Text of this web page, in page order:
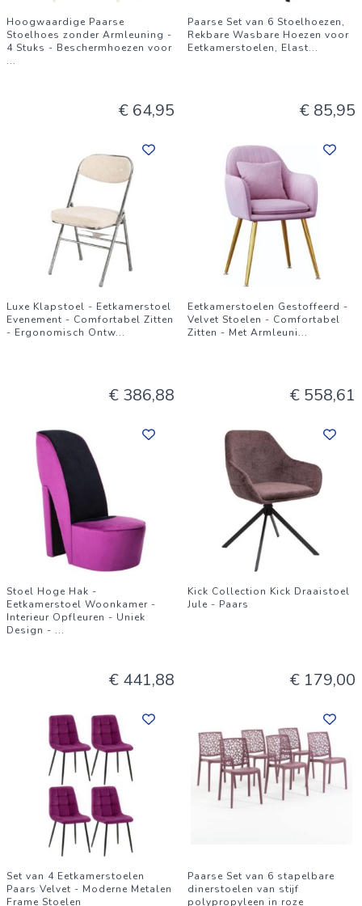
Hoogwaardige Paarse
Stoelhoes zonder Armleuning -
4 Stuks - Beschermhoezen voor
...
€ 64,95
Paarse Set van 6 Stoelhoezen,
Rekbare Wasbare Hoezen voor
Eetkamerstoelen, Elast...
€ 85,95
Luxe Klapstoel - Eetkamerstoel
Evenement - Comfortabel Zitten
- Ergonomisch Ontw...
€ 386,88
Eetkamerstoelen Gestoffeerd -
Velvet Stoelen - Comfortabel
Zitten - Met Armleuni...
€ 558,61
Stoel Hoge Hak -
Eetkamerstoel Woonkamer -
Interieur Opfleuren - Uniek
Design - ...
€ 441,88
Kick Collection Kick Draaistoel
Jule - Paars
€ 179,00
Set van 4 Eetkamerstoelen
Paars Velvet - Moderne Metalen
Frame Stoelen
Paarse Set van 6 stapelbare
dinerstoelen van stijf
polypropyleen in roze